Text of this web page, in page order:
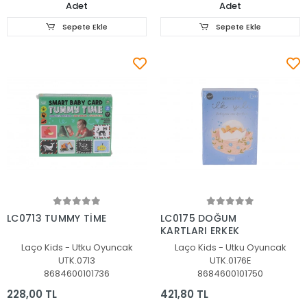
Adet
Sepete Ekle
Adet
Sepete Ekle
Sepete Ekle
LC0713 TUMMY TİME
Laço Kids - Utku Oyuncak
UTK.0713
8684600101736
228,00 TL
Sepete Ekle
LC0175 DOĞUM
KARTLARI ERKEK
Laço Kids - Utku Oyuncak
UTK.0176E
8684600101750
421,80 TL